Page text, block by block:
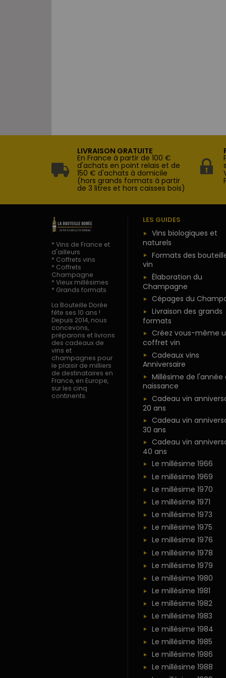
LIVRAISON GRATUITE
En France à partir de 100 €
d'achats en point relais et de
150 € d'achats à domicile
(hors grands formats à partir
de 3 litres et hors caisses bois)
* Vins de France et
d'ailleurs
* Coffrets vins
* Coffrets
Champagne
* Vieux millésimes
* Grands formats
La Bouteille Dorée
fête ses 10 ans !
Depuis 2014, nous
concevons,
préparons et livrons
des cadeaux de
vins et
champagnes pour
le plaisir de milliers
de destinataires en
France, en Europe,
sur les cinq
continents.
LES GUIDES
Vins biologiques et
naturels
Formats des
vin
Élaboration du
Champagne
Cépages du
Livraison des grands
formats
Créez vous-même
coffret vin
Cadeaux vins
Anniversaire
Millésime de l'année
naissance
Cadeau vin
20 ans
Cadeau vin
30 ans
Cadeau vin
40 ans
Le millésime 1966
Le millésime 1969
Le millésime 1970
Le millésime 1971
Le millésime 1973
Le millésime 1975
Le millésime 1976
Le millésime 1978
Le millésime 1979
Le millésime 1980
Le millésime 1981
Le millésime 1982
Le millésime 1983
Le millésime 1984
Le millésime 1985
Le millésime 1986
Le millésime 1988